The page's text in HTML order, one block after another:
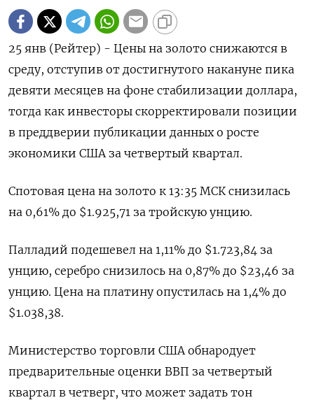
25 янв (Рейтер) - Цены на золото снижаются в
среду, отступив от достигнутого накануне пика
девяти месяцев на фоне стабилизации доллара,
тогда как инвесторы скорректировали позиции
в преддверии публикации данных о росте
экономики США за четвертый квартал.
Спотовая цена на золото к 13:35 МСК снизилась
на 0,61% до $1.925,71​ за тройскую унцию.
Палладий подешевел на 1,11% до $1.723,84​​ за
унцию, серебро снизилось на 0,87% до $23,46​ за
унцию. Цена на платину опустилась на 1,4% до
$1.038,38.
Министерство торговли США обнародует
предварительные оценки ВВП за четвертый
квартал в четверг, что может задать тон